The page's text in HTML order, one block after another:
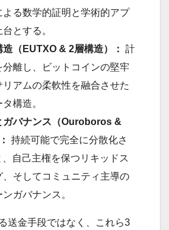
よる数学的証明と学術的アプ
とする。
造（EUTXO & 2層構造）： 計
分離し、ビットコインの堅牢
リアムの柔軟性を融合させた
構造。
ガバナンス（Ouroboros &
持続可能で完全に分散化さ
自己主権を保つリキッドス
、そしてコミュニティ主導の
ガバナンス。
送金手段ではなく、これら3